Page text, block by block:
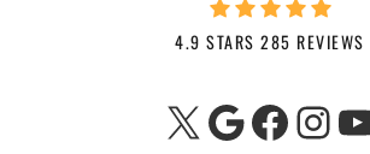
4.9 STARS 285 REVIEWS
X Google Facebook Instagram YouTube